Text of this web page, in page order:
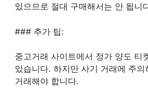
있으므로 절대 구매해서는 안 됩니
### 추가 팁:
중고거래 사이트에서 정가 양도 티
있습니다. 하지만 사기 거래에 주의
거래해야 합니다.